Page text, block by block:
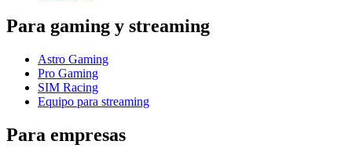
Para gaming y streaming
Astro Gaming
Pro Gaming
SIM Racing
Equipo para streaming
Para empresas